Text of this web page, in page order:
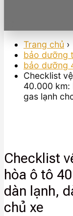
Trang chủ ›
bảo dưỡng
bảo dưỡng
Checklist
40.000 km:
gas lạnh
Checklist
hòa ô tô
dàn lạnh,
chủ xe